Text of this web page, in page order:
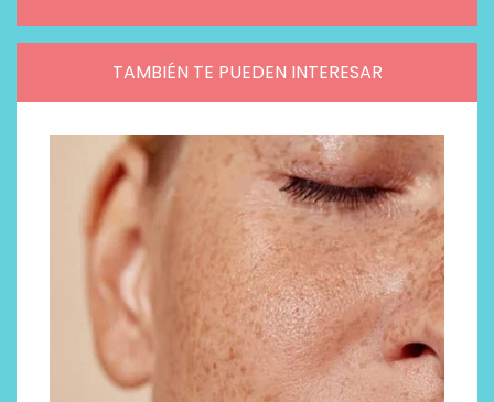
TAMBIÉN TE PUEDEN INTERESAR